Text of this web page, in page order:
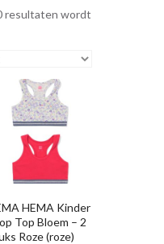
resultaten wordt
HEMA Kinder
Top Bloem – 2
Roze (roze)